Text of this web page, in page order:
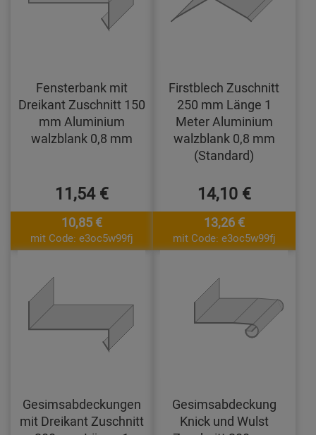
Fensterbank mit
Dreikant Zuschnitt 150
mm Aluminium
walzblank 0,8 mm
11,54 €
10,85 €
mit Code: e3oc5w99fj
Firstblech Zuschnitt
250 mm Länge 1
Meter Aluminium
walzblank 0,8 mm
(Standard)
14,10 €
13,26 €
mit Code: e3oc5w99fj
Gesimsabdeckungen
mit Dreikant Zuschnitt
Gesimsabdeckung
Knick und Wulst